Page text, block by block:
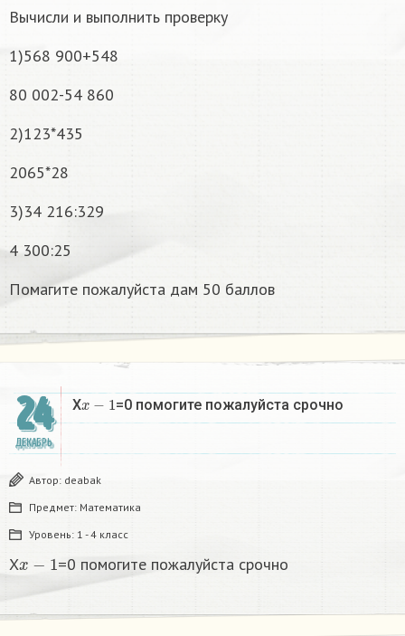
Вычисли и выполнить проверку
1)568 900+548
80 002-54 860
2)123*435
2065*28
3)34 216:329
4 300:25
Помагите пожалуйста дам 50 баллов
24
ДЕКАБРЬ
Xx−1 =0 помогите пожалуйста срочно
Автор: deabak
Предмет: Математика
Уровень: 1 - 4 класс
X =0 помогите пожалуйста срочно